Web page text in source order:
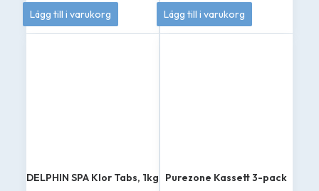
399kr
Lägg till i varukorg 1 295kr
Lägg till i varukorg
DELPHIN SPA Klor Tabs, 1kg
Purezone Kassett 3-pack